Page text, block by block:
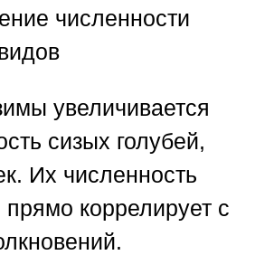
численности
увеличивается
сизых голубей,
Их численность
прямо коррелирует с